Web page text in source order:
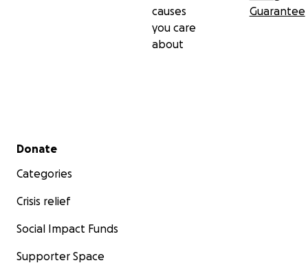
causes
you care
about
Guarantee
Secondary menu
Donate
Categories
Crisis relief
Social Impact Funds
Supporter Space